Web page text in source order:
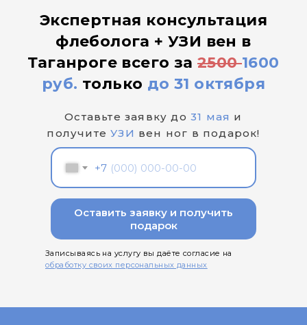
Экспертная консультация
флеболога + УЗИ вен в
Таганроге всего за 25001600
руб. только до 31 октября
+7
Оставить заявку и получить
подарок
Записываясь на услугу вы даёте согласие на
обработку своих персональных данных
Оставьте заявку до31 мая и
получитеУЗИ вен ног в подарок!